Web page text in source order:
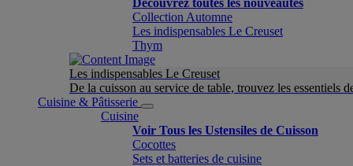
Découvrez toutes les nouveautés
Collection Automne
Les indispensables Le Creuset
Thym
Les indispensables Le Creuset
De la cuisson au service de table, trouvez les essentiels
Cuisine & Pâtisserie
Cuisine
Voir Tous les Ustensiles de Cuisson
Cocottes
Sets et batteries de cuisine